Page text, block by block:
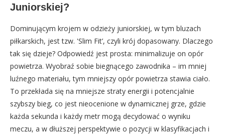
Juniorskiej?
Dominującym krojem w odzieży juniorskiej, w tym bluzach
piłkarskich, jest tzw. 'Slim Fit’, czyli krój dopasowany. Dlaczego
tak się dzieje? Odpowiedź jest prosta: minimalizuje on opór
powietrza. Wyobraź sobie biegnącego zawodnika – im mniej
luźnego materiału, tym mniejszy opór powietrza stawia ciało.
To przekłada się na mniejsze straty energii i potencjalnie
szybszy bieg, co jest nieocenione w dynamicznej grze, gdzie
każda sekunda i każdy metr mogą decydować o wyniku
meczu, a w dłuższej perspektywie o pozycji w klasyfikacjach i